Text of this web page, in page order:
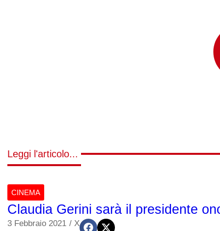
Leggi l'articolo...
CINEMA
Claudia Gerini sarà il presidente
3 Febbraio 2021 / X